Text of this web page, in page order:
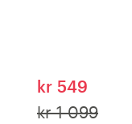
kr 549
kr 1 099